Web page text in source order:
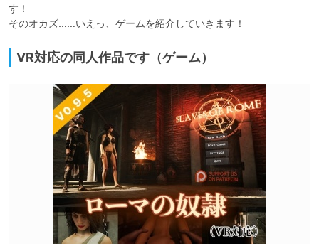
す！
そのオカズ……いえっ、ゲームを紹介していきます！
VR対応の同人作品です（ゲーム）